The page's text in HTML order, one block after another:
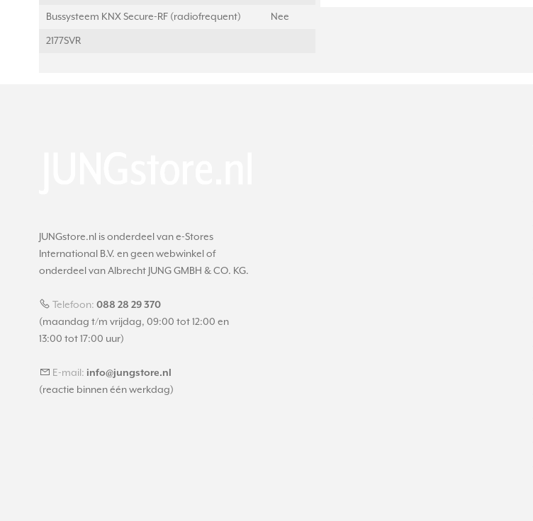
Bussysteem KNX Secure-RF (radiofrequent) Nee
2177SVR
JUNGstore.nl is onderdeel van e-Stores
International B.V. en geen webwinkel of
onderdeel van Albrecht JUNG GMBH & CO. KG.
Telefoon: 088 28 29 370
(maandag t/m vrijdag, 09:00 tot 12:00 en
13:00 tot 17:00 uur)
E-mail: info@jungstore.nl
(reactie binnen één werkdag)